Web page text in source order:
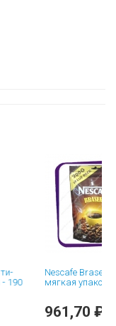
Nescafe Brasero 200
мягкая упаковка
961,70 ₽